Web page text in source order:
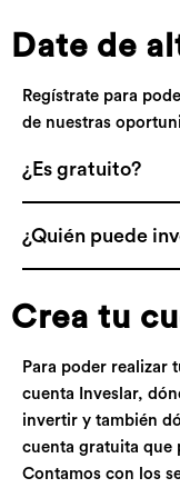
Date de
Regístrate para
de nuestras
¿Es gratuito?
¿Quién puede
Crea tu
Para poder realizar
cuenta Inveslar,
invertir y también
cuenta gratuita que
Contamos con los